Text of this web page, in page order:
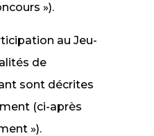
»).
au Jeu-
de
sont décrites
(ci-après
»).